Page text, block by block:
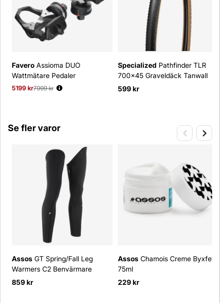
Favero Assioma DUO
Wattmätare Pedaler
5199 kr
Ordinarie pris:
7999 kr
Specialized Pathfinder TLR
700x45 Graveldäck Tanwall
599 kr
Se fler varor
Assos GT Spring/Fall Leg
Warmers C2 Benvärmare
859 kr
Assos Chamois Creme Byxfett
75ml
229 kr